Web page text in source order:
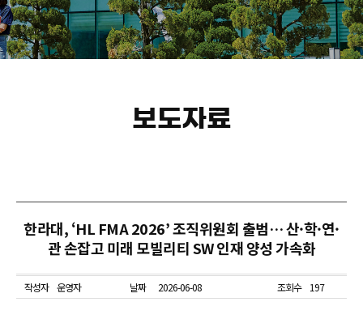
보도자료
한라대, ‘HL FMA 2026’ 조직위원회 출범… 산·학·연·
관 손잡고 미래 모빌리티 SW 인재 양성 가속화
작성자 운영자 날짜 2026-06-08 조회수 197